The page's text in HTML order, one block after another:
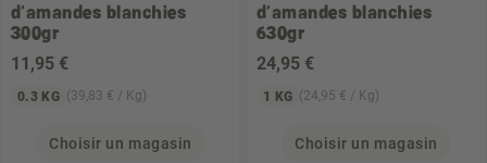
d'amandes blanchies
300gr
11 ,95 €
0.3 KG (39,83 € / Kg)
Choisir un magasin
d'amandes blanchies
630gr
24,95 €
1 KG (24,95 € / Kg)
Choisir un magasin